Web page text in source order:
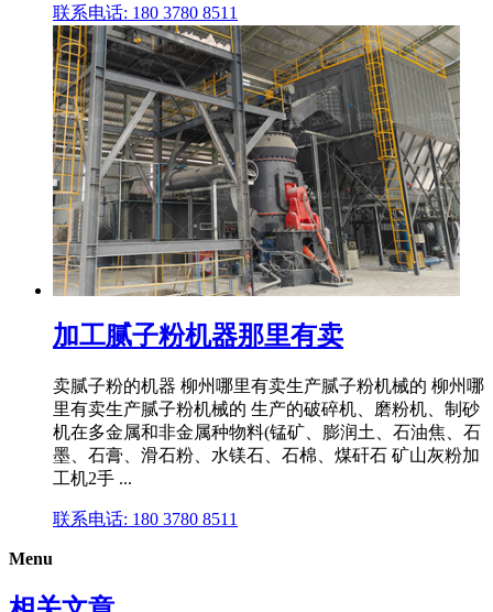
联系电话: 180 3780 8511
加工腻子粉机器那里有卖
卖腻子粉的机器 柳州哪里有卖生产腻子粉机械的 柳州哪
里有卖生产腻子粉机械的 生产的破碎机、磨粉机、制砂
机在多金属和非金属种物料(锰矿、膨润土、石油焦、石
墨、石膏、滑石粉、水镁石、石棉、煤矸石 矿山灰粉加
工机2手 ...
联系电话: 180 3780 8511
Menu